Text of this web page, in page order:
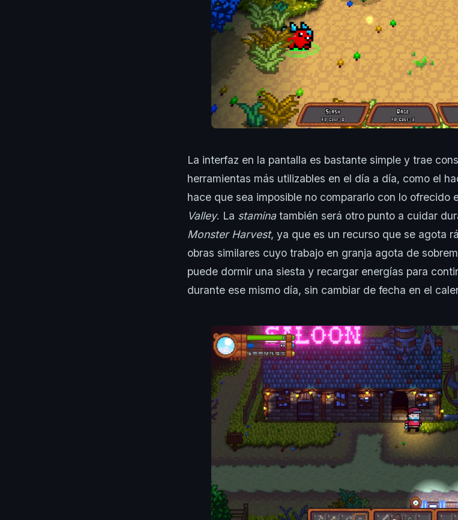
La interfaz en la pantalla es bastante simple y trae
herramientas más utilizables en el día a día, como el
hace que sea imposible no compararlo con lo ofrecido
Valley. La staminatambién será otro punto a cuidar
Monster Harvest, ya que es un recurso que se agota
obras similares cuyo trabajo en granja agota de
puede dormir una siesta y recargar energías para
durante ese mismo día, sin cambiar de fecha en el